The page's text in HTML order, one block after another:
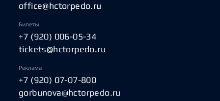
office@hctorpedo.ru
Билеты
+7 (920) 006-05-34
tickets@hctorpedo.ru
Реклама
+7 (920) 07-07-800
gorbunova@hctorpedo.ru